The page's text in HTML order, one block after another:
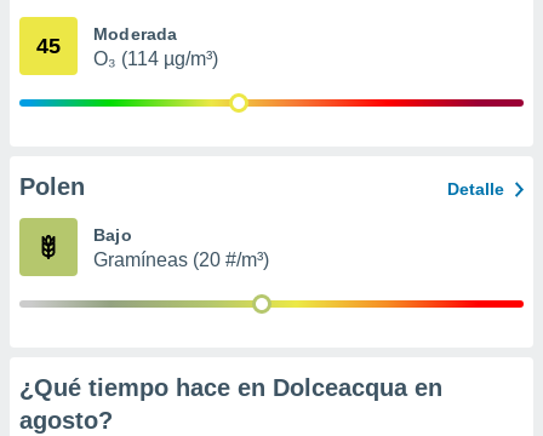
e
publicidad
1199
45 Moderada
O₃ (114 µg/m³)
Polen Detalle
Bajo
Gramíneas (20 #/m³)
¿Qué tiempo hace en Dolceacqua en
agosto?